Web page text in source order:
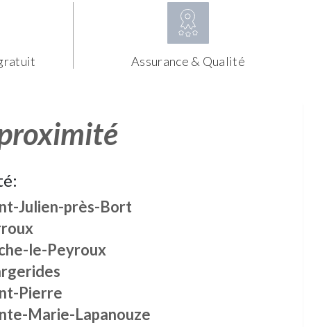
Assurance & Qualité
Julien-près-Bort
le-Peyroux
Pierre
Marie-Lapanouze